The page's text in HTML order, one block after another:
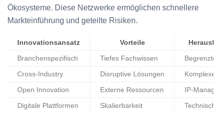
Ökosysteme. Diese Netzwerke ermöglichen schnellere
Markteinführung und geteilte Risiken.
Innovationsansatz Vorteile
Branchenspezifisch Tiefes Fachwissen Begrenzte
Cross-Industry Disruptive Lösungen Komplexe
Open Innovation Externe Ressourcen IP-
Digitale Plattformen Skalierbarkeit